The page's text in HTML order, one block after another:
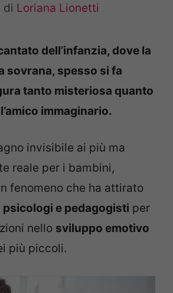
di Loriana Lionetti
dell’infanzia, dove la
sovrana, spesso si fa
tanto misteriosa quanto
immaginario.
invisibile ai più ma
reale per i bambini,
fenomeno che ha attirato
psicologi e pedagogisti per
nello sviluppo emotivo
più piccoli.